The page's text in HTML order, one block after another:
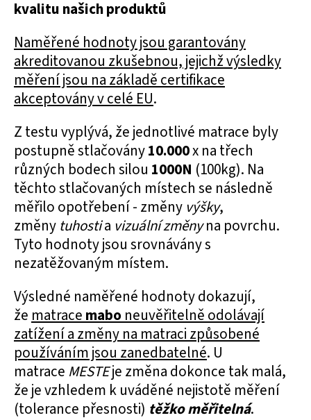
kvalitu našich produktů
Naměřené hodnoty jsou garantovány
akreditovanou zkušebnou, jejichž výsledky
měření jsou na základě certifikace
akceptovány v celé EU.
Z testu vyplývá, že jednotlivé matrace byly
postupně stlačovány10.000x na třech
různých bodech silou 1000N (100kg). Na
těchto stlačovaných místech se následně
měřilo opotřebení - změny výšky,
změny tuhostia vizuální změny na povrchu.
Tyto hodnoty jsou srovnávány s
nezatěžovaným místem.
Výsledné naměřené hodnoty dokazují,
že matrace mabo neuvěřitelně odolávají
zatížení a změny na matraci způsobené
používáním jsou zanedbatelné. U
matrace MESTEje změna dokonce tak malá,
že je vzhledem k uváděné nejistotě měření
(tolerance přesnosti) těžko měřitelná.